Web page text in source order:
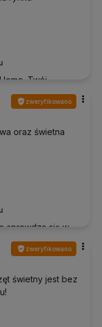
Twój
sprawdza się w
zweryfikowano
oraz świetna
zweryfikowano
świetny jest bez